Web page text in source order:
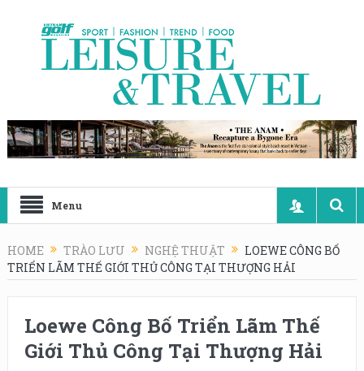
Menu
HOME TRÀO LƯU NGHỆ THUẬT
LOEWE CÔNG BỐ
TRIỂN LÃM THẾ GIỚI THỦ CÔNG TẠI THƯỢNG HẢI
Loewe Công Bố Triển Lãm Thế
Giới Thủ Công Tại Thượng Hải